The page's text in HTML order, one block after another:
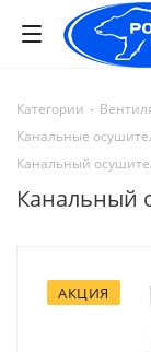
Категории -
Канальные
Канальный
Канальный
АКЦИЯ